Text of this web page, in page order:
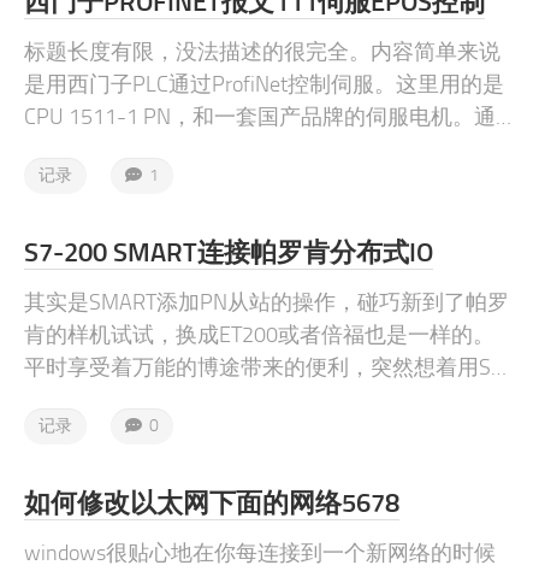
标题长度有限，没法描述的很完全。内容简单来说
是用西门子PLC通过ProfiNet控制伺服。这里用的是
CPU 1511-1 PN，和一套国产品牌的伺服电机。通
就是FB284。
记录 1
S7-200 SMART连接帕罗肯分布式IO
其实是SMART添加PN从站的操作，碰巧新到了帕罗
肯的样机试试，换成ET200或者倍福也是一样的。
平时享受着万能的博途带来的便利，突然想着用SM
记录 0
如何修改以太网下面的网络5678
windows很贴心地在你每连接到一个新网络的时候